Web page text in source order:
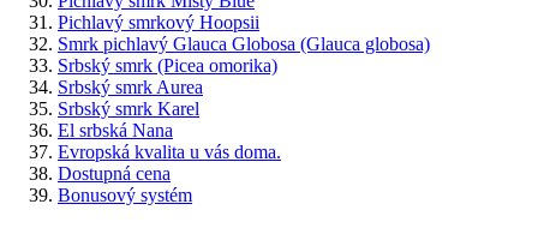
Pichlavý smrkový Hoopsii
Smrk pichlavý Glauca Globosa (Glauca globosa)
Srbský smrk (Picea omorika)
Srbský smrk Aurea
Srbský smrk Karel
El srbská Nana
Evropská kvalita u vás doma.
Dostupná cena
Bonusový systém